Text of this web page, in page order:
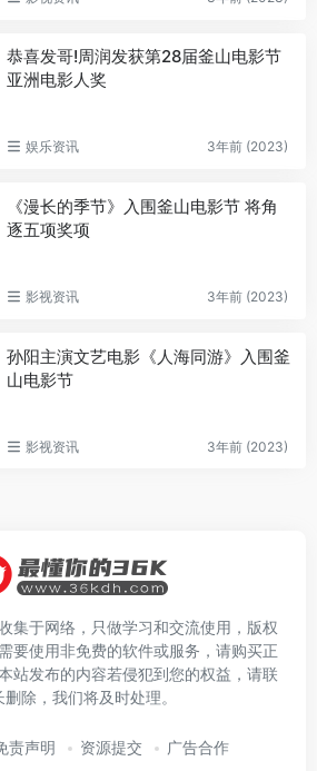
恭喜发哥!周润发获第28届釜山电影节
亚洲电影人奖
娱乐资讯 3年前 (2023)
《漫长的季节》入围釜山电影节 将角
逐五项奖项
影视资讯 3年前 (2023)
孙阳主演文艺电影《人海同游》入围釜
山电影节
影视资讯 3年前 (2023)
集于网络，只做学习和交流使用，版权
要使用非免费的软件或服务，请购买正
站发布的内容若侵犯到您的权益，请联
删除，我们将及时处理。
责声明 资源提交 广告合作